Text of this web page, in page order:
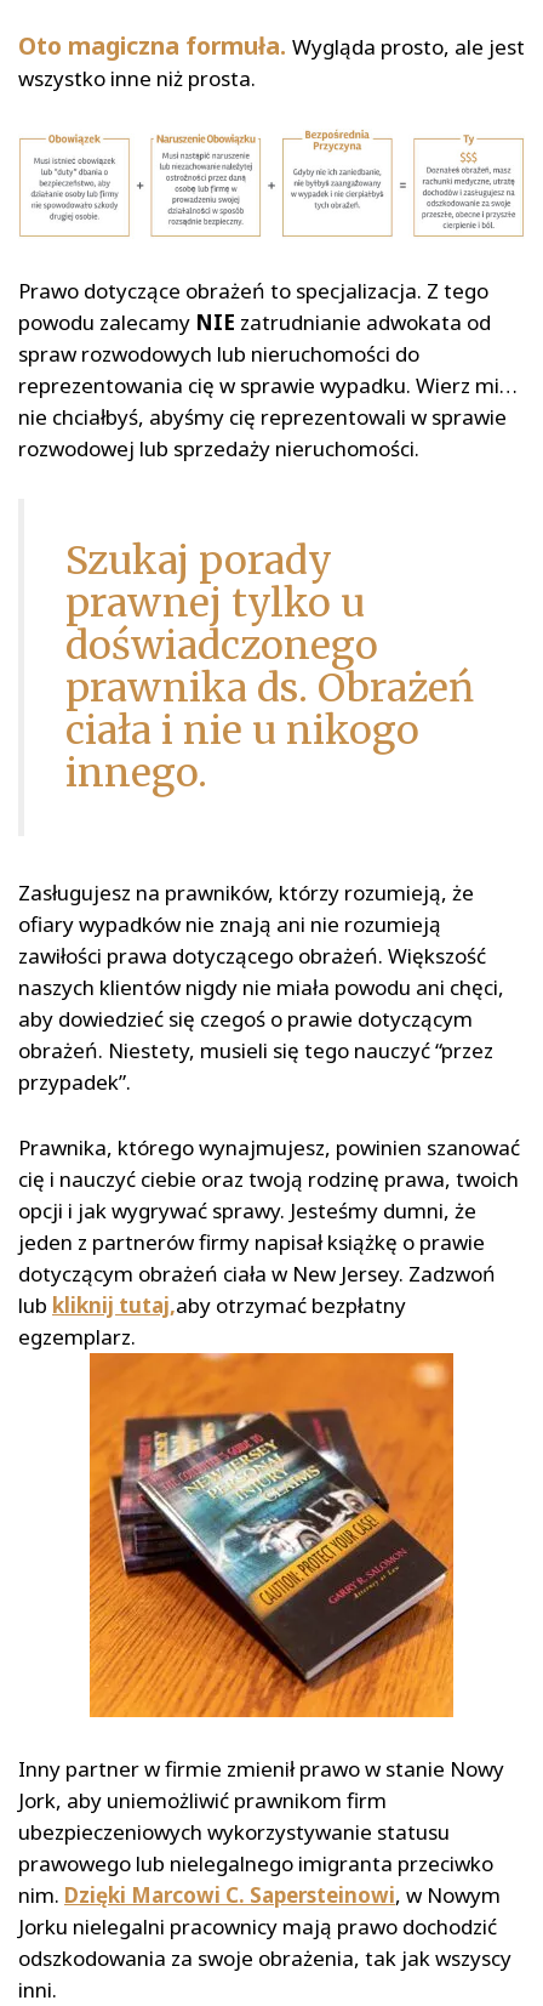
Oto magiczna formuła. Wygląda prosto, ale jest
wszystko inne niż prosta.
Prawo dotyczące obrażeń to specjalizacja. Z tego
powodu zalecamy NIE zatrudnianie adwokata od
spraw rozwodowych lub nieruchomości do
reprezentowania cię w sprawie wypadku. Wierz mi…
nie chciałbyś, abyśmy cię reprezentowali w sprawie
rozwodowej lub sprzedaży nieruchomości.
Szukaj porady
prawnej tylko u
doświadczonego
prawnika ds. Obrażeń
ciała i nie u nikogo
innego.
Zasługujesz na prawników, którzy rozumieją, że
ofiary wypadków nie znają ani nie rozumieją
zawiłości prawa dotyczącego obrażeń. Większość
naszych klientów nigdy nie miała powodu ani chęci,
aby dowiedzieć się czegoś o prawie dotyczącym
obrażeń. Niestety, musieli się tego nauczyć “przez
przypadek”.
Prawnika, którego wynajmujesz, powinien szanować
cię i nauczyć ciebie oraz twoją rodzinę prawa, twoich
opcji i jak wygrywać sprawy. Jesteśmy dumni, że
jeden z partnerów firmy napisał książkę o prawie
dotyczącym obrażeń ciała w New Jersey. Zadzwoń
lub kliknij tutaj,aby otrzymać bezpłatny
egzemplarz.
Inny partner w firmie zmienił prawo w stanie Nowy
Jork, aby uniemożliwić prawnikom firm
ubezpieczeniowych wykorzystywanie statusu
prawowego lub nielegalnego imigranta przeciwko
nim. Dzięki Marcowi C. Sapersteinowi, w Nowym
Jorku nielegalni pracownicy mają prawo dochodzić
odszkodowania za swoje obrażenia, tak jak wszyscy
inni.